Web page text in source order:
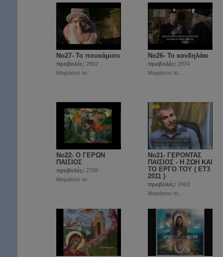
Νο27- Το πουκάμισο
προβολές: 2902
Μοιράσου το..
Νο26- Το κανδηλάκι
προβολές: 2974
Μοιράσου το..
Νο22- O ΓΕΡΩΝ
ΠΑΙΣΙΟΣ
προβολές: 2708
Μοιράσου το..
Νο21- ΓΕΡΟΝΤΑΣ
ΠΑΙΣΙΟΣ - Η ΖΩΗ ΚΑΙ
ΤΟ ΕΡΓΟ ΤΟΥ ( ET3
2011 )
προβολές: 2463
Μοιράσου το..